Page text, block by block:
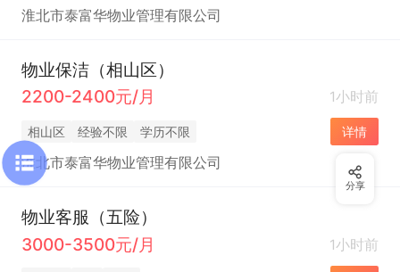
淮北市泰富华物业管理有限公司
物业保洁（相山区）
2200-2400元/月
1小时前
相山区 经验不限 学历不限 详情
淮北市泰富华物业管理有限公司
物业客服（五险）
3000-3500元/月
1小时前
分享